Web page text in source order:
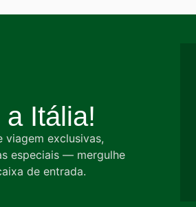
Itália!
viagem exclusivas,
especiais — mergulhe
de entrada.